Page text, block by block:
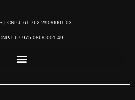
| CNPJ: 61.762.290/0001-03
67.975.086/0001-49